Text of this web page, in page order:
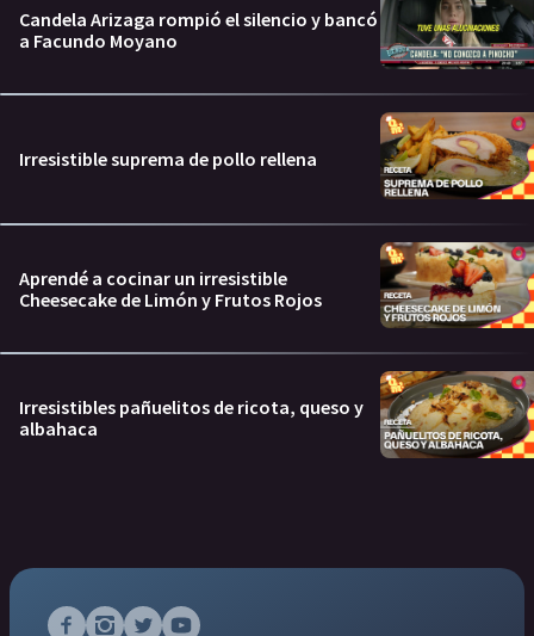
Candela Arizaga rompió el silencio y bancó
a Facundo Moyano
Irresistible suprema de pollo rellena
Aprendé a cocinar un irresistible
Cheesecake de Limón y Frutos Rojos
Irresistibles pañuelitos de ricota, queso y
albahaca